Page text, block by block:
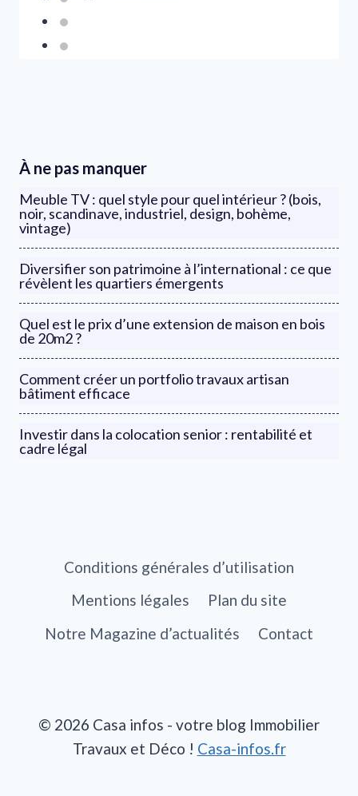
À ne pas manquer
Meuble TV : quel style pour quel intérieur ? (bois,
noir, scandinave, industriel, design, bohème,
vintage)
Diversifier son patrimoine à l’international : ce que
révèlent les quartiers émergents
Quel est le prix d’une extension de maison en bois
de 20m2 ?
Comment créer un portfolio travaux artisan
bâtiment efficace
Investir dans la colocation senior : rentabilité et
cadre légal
Conditions générales d’utilisation
Mentions légales
Plan du site
Notre Magazine d’actualités
Contact
© 2026 Casa infos - votre blog Immobilier
Travaux et Déco ! Casa-infos.fr